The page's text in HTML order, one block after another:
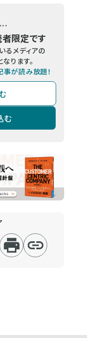
者限定です
るメディアの
ります。
事が読み放題！
む